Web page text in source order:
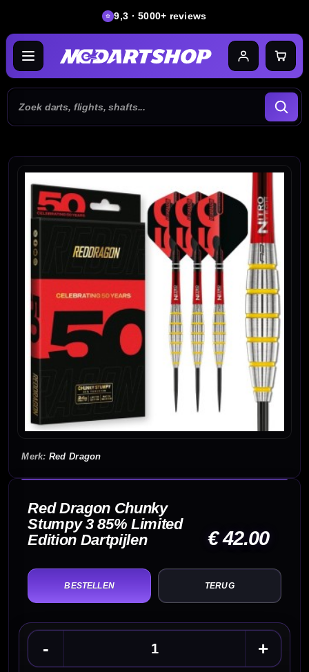
9,3 · 5000+ reviews
Red Dragon
Red Dragon Chunky
Stumpy 3 85% Limited
Edition Dartpijlen
€ 42.00
TERUG
- +